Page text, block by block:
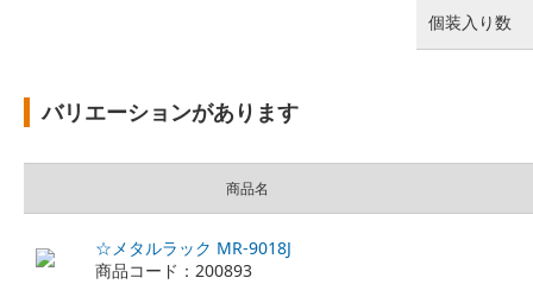
個装入り数
バリエーションがあります
商品名
☆メタルラック MR-9018J
商品コード：200893